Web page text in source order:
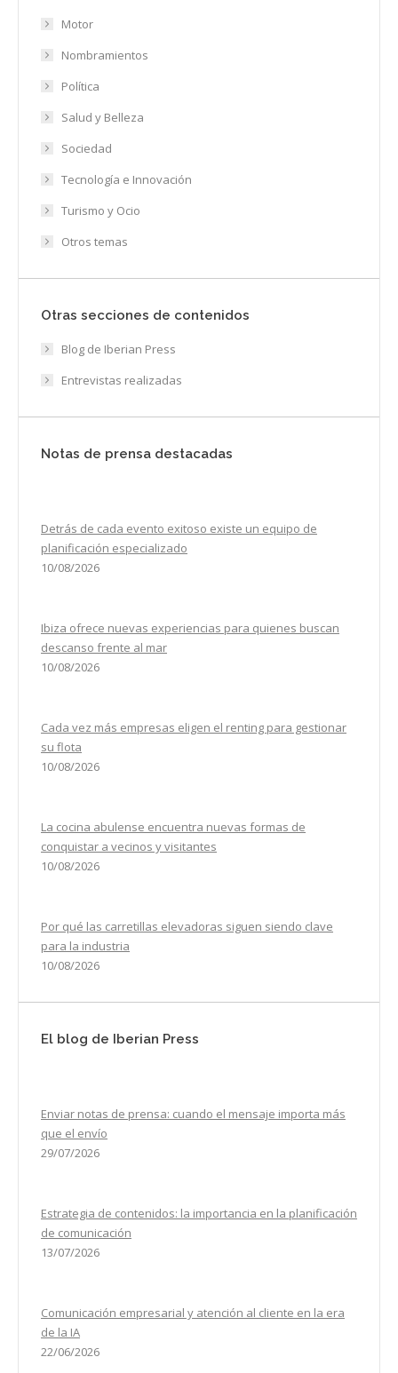
Motor
Nombramientos
Política
Salud y Belleza
Sociedad
Tecnología e Innovación
Turismo y Ocio
Otros temas
Otras secciones de contenidos
Blog de Iberian Press
Entrevistas realizadas
Notas de prensa destacadas
Detrás de cada evento exitoso existe un equipo de
planificación especializado
10/08/2026
Ibiza ofrece nuevas experiencias para quienes buscan
descanso frente al mar
10/08/2026
Cada vez más empresas eligen el renting para gestionar
su flota
10/08/2026
La cocina abulense encuentra nuevas formas de
conquistar a vecinos y visitantes
10/08/2026
Por qué las carretillas elevadoras siguen siendo clave
para la industria
10/08/2026
El blog de Iberian Press
Enviar notas de prensa: cuando el mensaje importa más
que el envío
29/07/2026
Estrategia de contenidos: la importancia en la planificación
de comunicación
13/07/2026
Comunicación empresarial y atención al cliente en la era
de la IA
22/06/2026